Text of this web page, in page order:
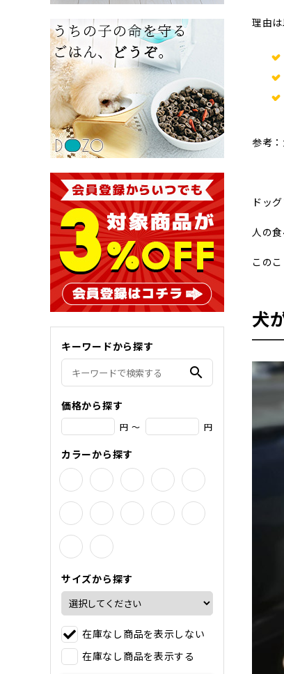
理由
参考：
ドッ
人の
この
犬
キーワードから探す
search
価格から探す
円 ～ 円
カラーから探す
サイズから探す
在庫なし商品を表示しない
在庫なし商品を表示する